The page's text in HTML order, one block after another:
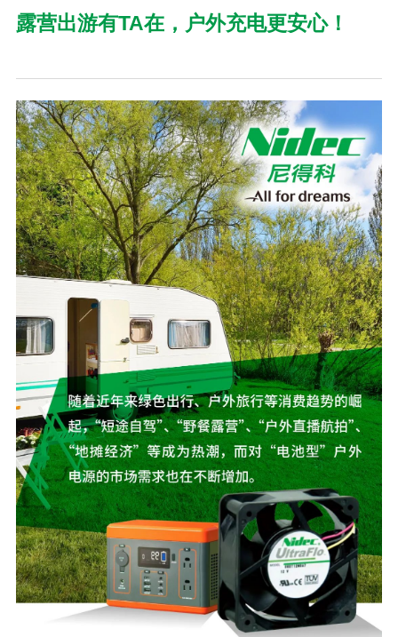
露营出游有TA在，户外充电更安心！